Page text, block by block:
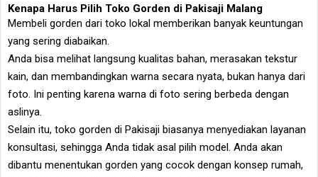
Kenapa Harus Pilih Toko Gorden di Pakisaji Malang
Membeli gorden dari toko lokal memberikan banyak keuntungan
yang sering diabaikan.
Anda bisa melihat langsung kualitas bahan, merasakan tekstur
kain, dan membandingkan warna secara nyata, bukan hanya dari
foto. Ini penting karena warna di foto sering berbeda dengan
aslinya.
Selain itu, toko gorden di Pakisaji biasanya menyediakan layanan
konsultasi, sehingga Anda tidak asal pilih model. Anda akan
dibantu menentukan gorden yang cocok dengan konsep rumah,